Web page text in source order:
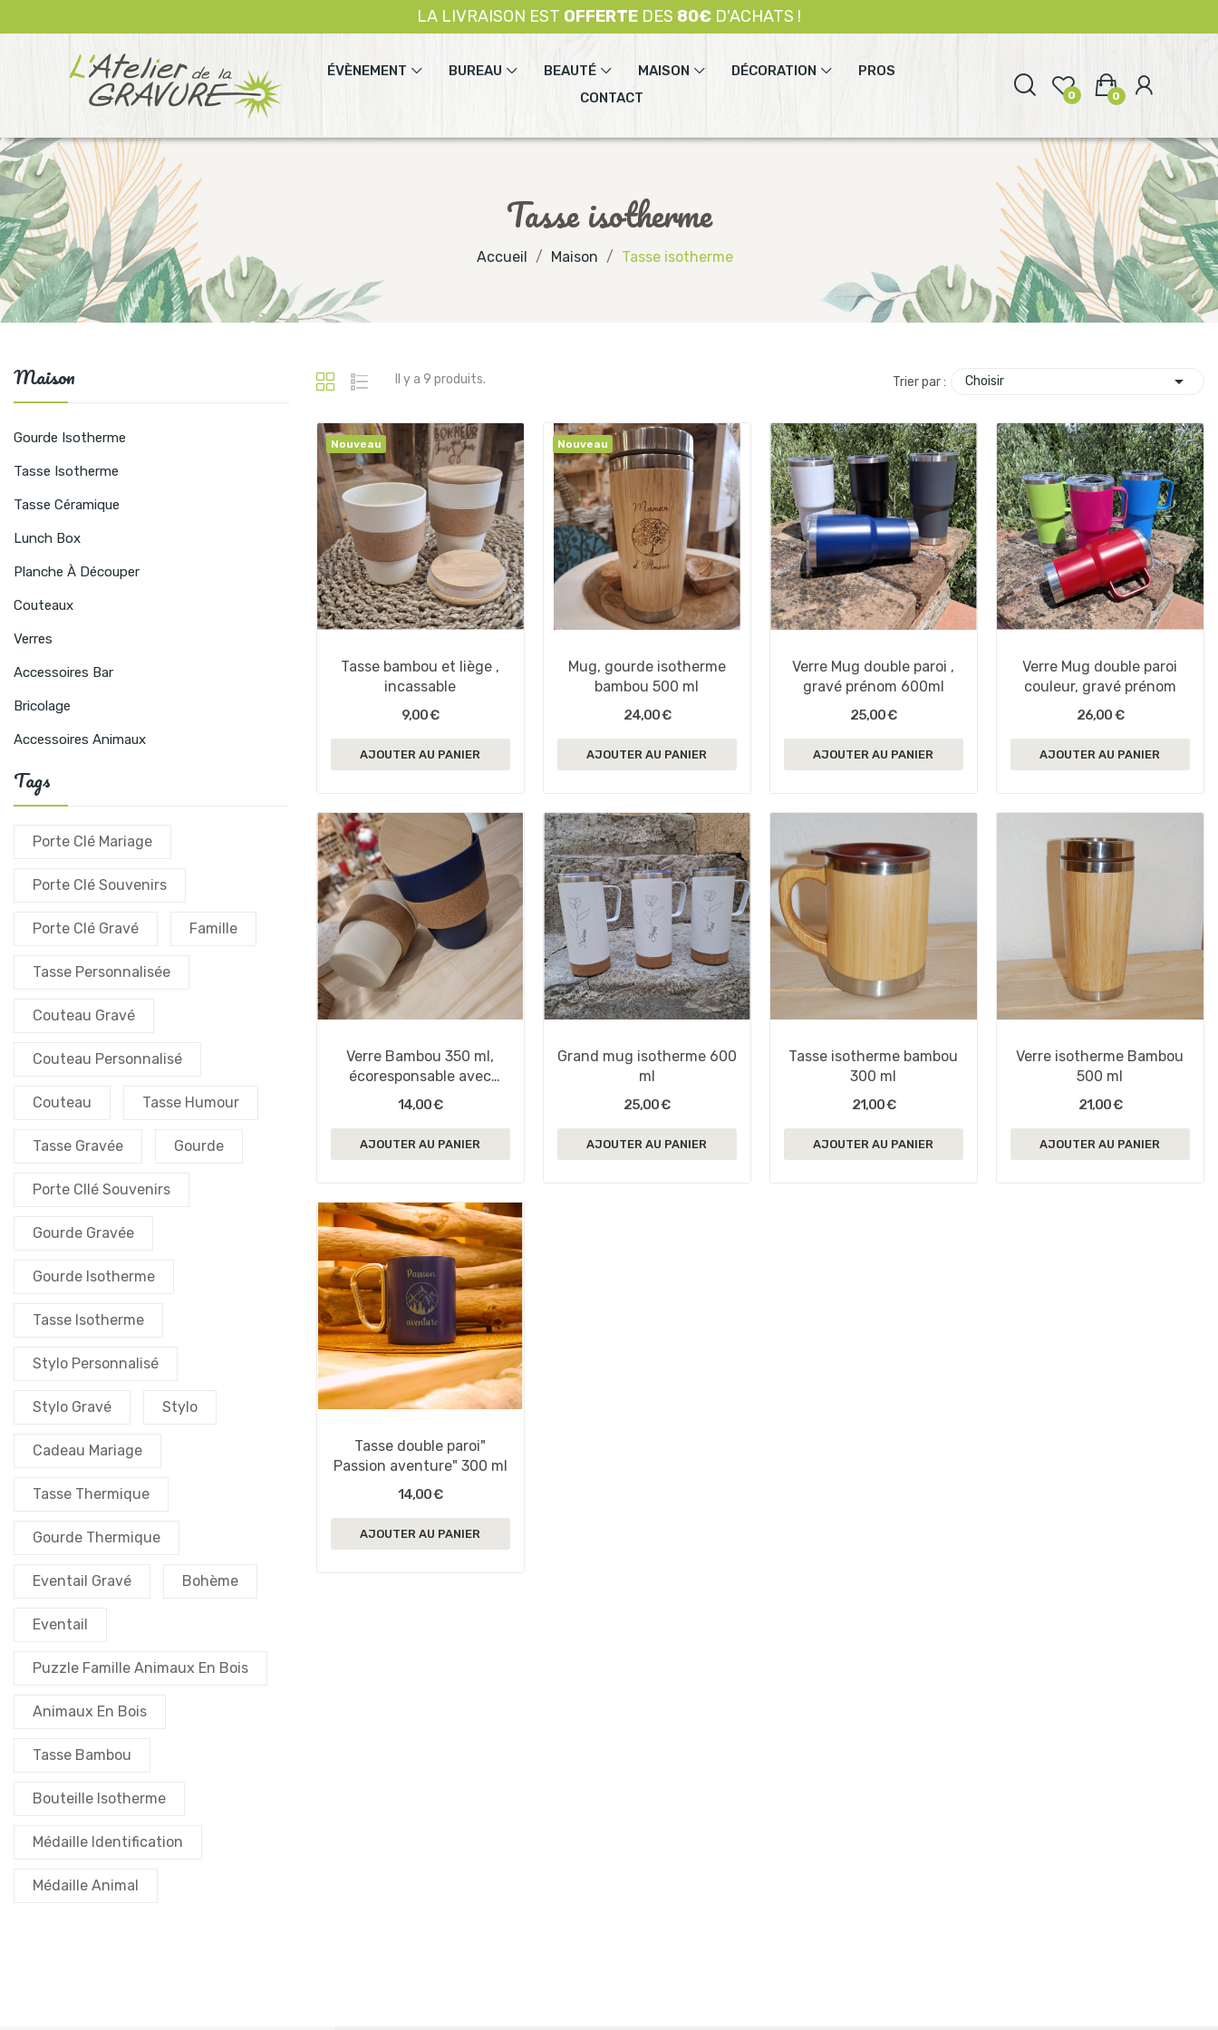
LA LIVRAISON EST OFFERTE DES 80€ D'ACHATS !
ÉVÈNEMENT BUREAU BEAUTÉ MAISON DÉCORATION
PROS
CONTACT
0 0
Tasse isotherme
Accueil Maison Tasse isotherme
Maison
Gourde Isotherme
Tasse Isotherme
Tasse Céramique
Lunch Box
Planche À Découper
Couteaux
Verres
Accessoires Bar
Bricolage
Accessoires Animaux
Tags
Porte Clé Mariage
Porte Clé Souvenirs
Porte Clé Gravé Famille
Tasse Personnalisée
Couteau Gravé
Couteau Personnalisé
Couteau Tasse Humour
Tasse Gravée Gourde
Porte Cllé Souvenirs
Gourde Gravée
Gourde Isotherme
Tasse Isotherme
Stylo Personnalisé
Stylo Gravé Stylo
Cadeau Mariage
Tasse Thermique
Gourde Thermique
Eventail Gravé Bohème
Eventail
Puzzle Famille Animaux En Bois
Animaux En Bois
Tasse Bambou
Bouteille Isotherme
Médaille Identification
Médaille Animal
Il y a 9 produits. Trier par : Choisir 
Nouveau
Tasse bambou et liège ,
incassable
9,00 €
AJOUTER AU PANIER
Nouveau
Mug, gourde isotherme
bambou 500 ml
24,00 €
AJOUTER AU PANIER
Verre Mug double paroi ,
gravé prénom 600ml
25,00 €
AJOUTER AU PANIER
Verre Mug double paroi
couleur, gravé prénom
26,00 €
AJOUTER AU PANIER
Verre Bambou 350 ml,
écoresponsable avec
prénom
14,00 €
AJOUTER AU PANIER
Grand mug isotherme 600
ml
25,00 €
AJOUTER AU PANIER
Tasse isotherme bambou
300 ml
21,00 €
AJOUTER AU PANIER
Verre isotherme Bambou
500 ml
21,00 €
AJOUTER AU PANIER
Tasse double paroi"
Passion aventure" 300 ml
14,00 €
AJOUTER AU PANIER